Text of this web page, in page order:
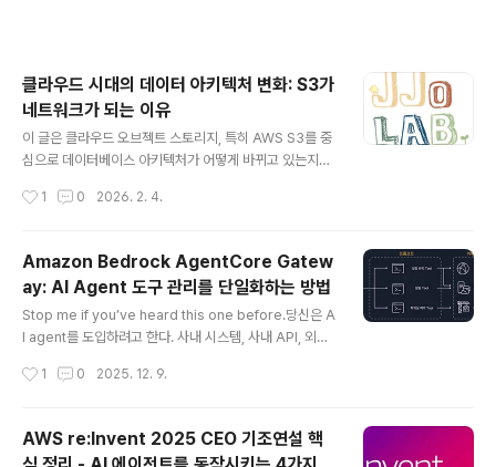
클라우드 시대의 데이터 아키텍처 변화: S3가
네트워크가 되는 이유
이 글은 클라우드 오브젝트 스토리지, 특히 AWS S3를 중
심으로 데이터베이스 아키텍처가 어떻게 바뀌고 있는지를
있어야 빠르다는 전제가 있었지만, 클라우드 환경에서는
트워크’ 역할을 하게 된 배경과 그로 인해 등장한 새로운 아
키텍처 패턴, 그리고 이를 실제로 구현한 TiDB X 사례까지
정리합니다.기존 분산 데이터베이스의 한계수십 년 동안
분산 데이터베이스는 “스토리지는 컴퓨트 가까이에 있어
크를 통해 멀리 이동할수록 지연이 커진다고 봤기 때문입
1 0 2026. 2. 4.
Amazon Bedrock AgentCore Gatew
ay: AI Agent 도구 관리를 단일화하는 방법
Stop me if you’ve heard this one before.당신은 A
I agent를 도입하려고 한다. 사내 시스템, 사내 API, 외부
한다. 그런데 agent가 늘어날수록 인증, 엔드포인트, 스키
다.“이걸 전부 어떻게 관리하지?”“도구마다 인증 방식이
1 0 2025. 12. 9.
AWS re:Invent 2025 CEO 기조연설 핵